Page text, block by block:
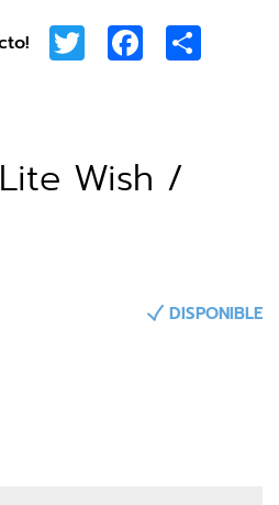
Twitter Facebook
Wish /
DISPONIBLE